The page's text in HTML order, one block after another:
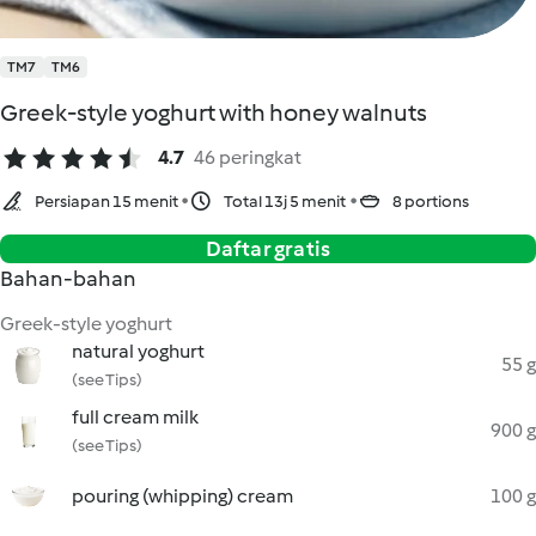
TM7 TM6
Greek-style yoghurt with honey walnuts
4.7 46 peringkat
Persiapan 15 menit Total 13j 5 menit 8 portions
Daftar gratis
Bahan-bahan
Greek-style yoghurt
natural yoghurt
(see Tips)
55 g
full cream milk
(see Tips)
900 g
pouring (whipping) cream 100 g